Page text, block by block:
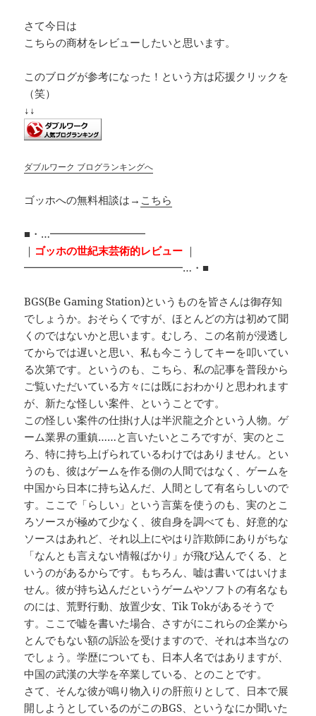
さて今日は
こちらの商材をレビューしたいと思います。
このブログが参考になった！という方は応援クリックを
（笑）
↓↓
ダブルワーク ブログランキングへ
ゴッホへの無料相談は→ こちら
■・…━━━━━━━━━
｜ ゴッホの世紀末芸術的レビュー ｜
━━━━━━━━━━━━━━━…・■
BGS(Be Gaming Station)というものを皆さんは御存知
でしょうか。おそらくですが、ほとんどの方は初めて聞
くのではないかと思います。むしろ、この名前が浸透し
てからでは遅いと思い、私も今こうしてキーを叩いてい
る次第です。というのも、こちら、私の記事を普段から
ご覧いただいている方々には既におわかりと思われます
が、新たな怪しい案件、ということです。
この怪しい案件の仕掛け人は半沢龍之介という人物。ゲ
ーム業界の重鎮……と言いたいところですが、実のとこ
ろ、特に持ち上げられているわけではありません。とい
うのも、彼はゲームを作る側の人間ではなく、ゲームを
中国から日本に持ち込んだ、人間として有名らしいので
す。ここで「らしい」という言葉を使うのも、実のとこ
ろソースが極めて少なく、彼自身を調べても、好意的な
ソースはあれど、それ以上にやはり詐欺師にありがちな
「なんとも言えない情報ばかり」が飛び込んでくる、と
いうのがあるからです。もちろん、嘘は書いてはいけま
せん。彼が持ち込んだというゲームやソフトの有名なも
のには、荒野行動、放置少女、Tik Tokがあるそうで
す。ここで嘘を書いた場合、さすがにこれらの企業から
とんでもない額の訴訟を受けますので、それは本当なの
でしょう。学歴についても、日本人名ではありますが、
中国の武漢の大学を卒業している、とのことです。
さて、そんな彼が鳴り物入りの肝煎りとして、日本で展
開しようとしているのがこのBGS、というなにか聞いた